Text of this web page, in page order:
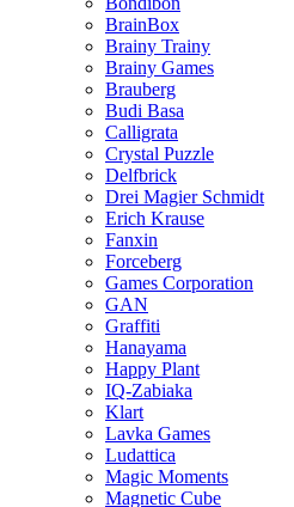
BrainBox
Brainy Trainy
Brainy Games
Brauberg
Budi Basa
Calligrata
Crystal Puzzle
Delfbrick
Drei Magier Schmidt
Erich Krause
Fanxin
Forceberg
Games Corporation
GAN
Graffiti
Hanayama
Happy Plant
IQ-Zabiaka
Klart
Lavka Games
Ludattica
Magic Moments
Magnetic Cube